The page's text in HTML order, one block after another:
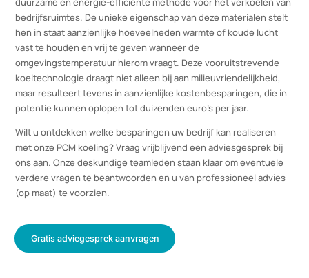
PCM koeling, gebaseerd op Phase Change Materials
(faseovergangsmaterialen), is erkend als een buitengewoon
duurzame en energie-efficiënte methode voor het verkoelen
bedrijfsruimtes. De unieke eigenschap van deze materialen stelt
hen in staat aanzienlijke hoeveelheden warmte of koude lucht
vast te houden en vrij te geven wanneer de
koeltechnologie draagt niet alleen bij aan milieuvriendelijkheid,
maar resulteert tevens in aanzienlijke kostenbesparingen, die in
potentie kunnen oplopen tot duizenden euro’s per jaar.
Wilt u ontdekken welke besparingen uw bedrijf kan realiseren
ons aan. Onze deskundige teamleden staan klaar om eventuele
verdere vragen te beantwoorden en u van professioneel advies